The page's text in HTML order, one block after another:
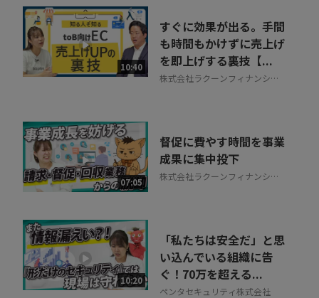
10:40
すぐに効果が出る。手間
も時間もかけずに売上げ
を即上げする裏技【...
株式会社ラクーンフィナンシャ
07:05
督促に費やす時間を事業
成果に集中投下
株式会社ラクーンフィナンシャ
10:20
「私たちは安全だ」と思
い込んでいる組織に告
ぐ！70万を超える...
ペンタセキュリティ株式会社